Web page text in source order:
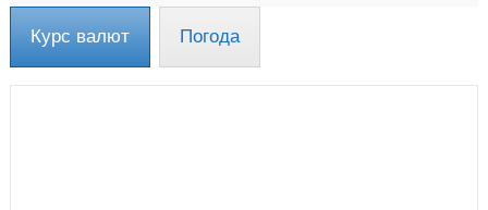
Курс валют Погода